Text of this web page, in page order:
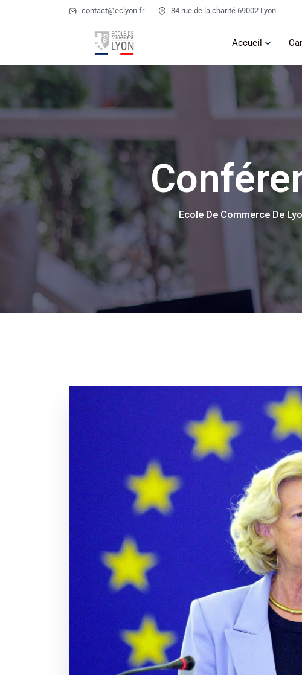
contact@eclyon.fr 84 rue de la charité 69002 Lyon
Accueil
Ecole De Commerce De